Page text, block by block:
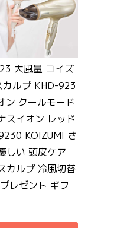
大風量 コイズ
カルプ KHD-923
ン クールモード
スイオン レッド
KOIZUMI さ
しい 頭皮ケア
カルプ 冷風切替
レゼント ギフ